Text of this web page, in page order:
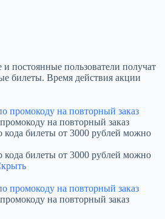
постоянные пользователи получат
билеты. Время действия акции
на повторный заказ
билеты от 3000 рублей можно
билеты от 3000 рублей можно
на повторный заказ